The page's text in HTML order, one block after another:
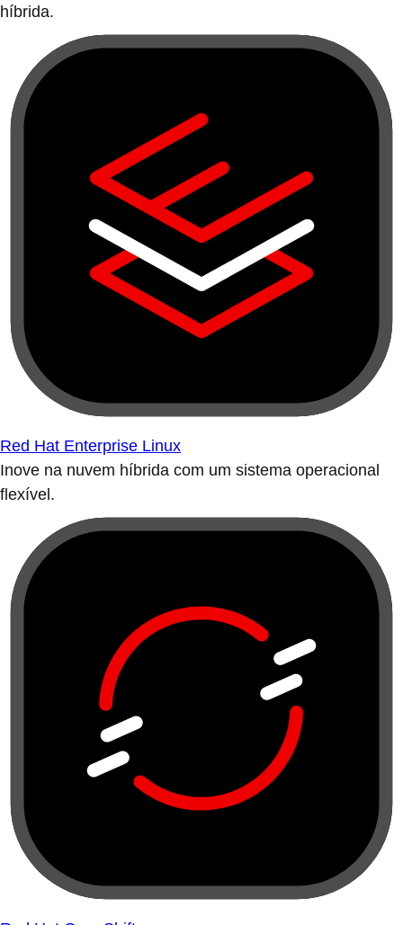
híbrida.
Red Hat Enterprise Linux
Inove na nuvem híbrida com um sistema operacional
flexível.